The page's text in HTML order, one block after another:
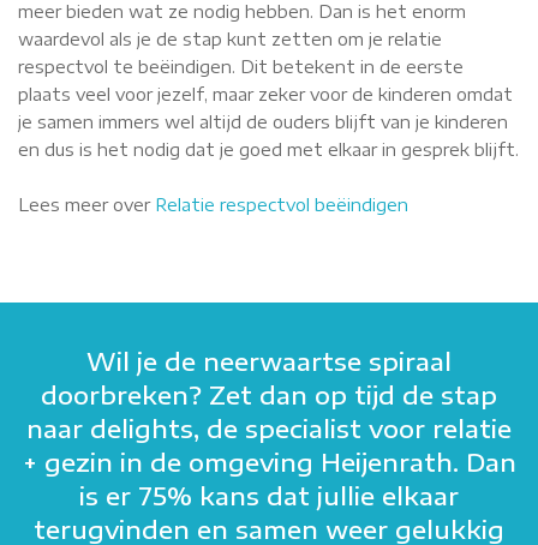
meer bieden wat ze nodig hebben. Dan is het enorm
waardevol als je de stap kunt zetten om je relatie
respectvol te beëindigen. Dit betekent in de eerste
plaats veel voor jezelf, maar zeker voor de kinderen omdat
je samen immers wel altijd de ouders blijft van je kinderen
en dus is het nodig dat je goed met elkaar in gesprek blijft.
Lees meer over Relatie respectvol beëindigen
Wil je de neerwaartse spiraal
doorbreken? Zet dan op tijd de stap
naar delights, de specialist voor relatie
+ gezin in de omgeving Heijenrath. Dan
is er 75% kans dat jullie elkaar
terugvinden en samen weer gelukkig